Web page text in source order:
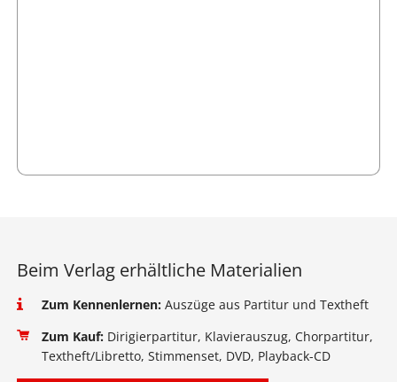
Beim Verlag erhältliche Materialien
Zum Kennenlernen: Auszüge aus Partitur und Textheft
Zum Kauf: Dirigierpartitur, Klavierauszug, Chorpartitur,
Textheft/Libretto, Stimmenset, DVD, Playback-CD